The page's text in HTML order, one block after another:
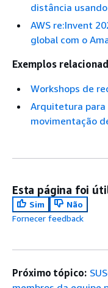
distância usando
AWS re:Invent
global com o
Exemplos
Workshops de
Arquitetura para
movimentação
Esta página foi
Sim
Não
Fornecer feedback
Próximo tópico: